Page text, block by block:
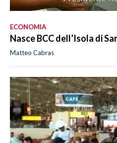
ECONOMIA
Nasce BCC dell’Isola di
Matteo Cabras